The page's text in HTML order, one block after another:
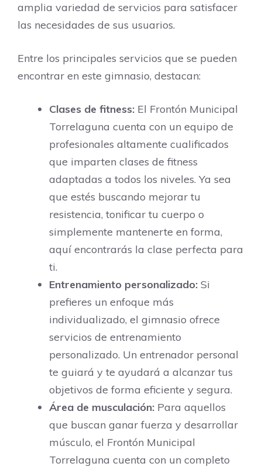
amplia variedad de servicios para satisfacer
las necesidades de sus usuarios.
Entre los principales servicios que se pueden
encontrar en este gimnasio, destacan:
Clases de fitness: El Frontón Municipal
Torrelaguna cuenta con un equipo de
profesionales altamente cualificados
que imparten clases de fitness
adaptadas a todos los niveles. Ya sea
que estés buscando mejorar tu
resistencia, tonificar tu cuerpo o
simplemente mantenerte en forma,
aquí encontrarás la clase perfecta para
ti.
Entrenamiento personalizado: Si
prefieres un enfoque más
individualizado, el gimnasio ofrece
servicios de entrenamiento
personalizado. Un entrenador personal
te guiará y te ayudará a alcanzar tus
objetivos de forma eficiente y segura.
Área de musculación: Para aquellos
que buscan ganar fuerza y desarrollar
músculo, el Frontón Municipal
Torrelaguna cuenta con un completo